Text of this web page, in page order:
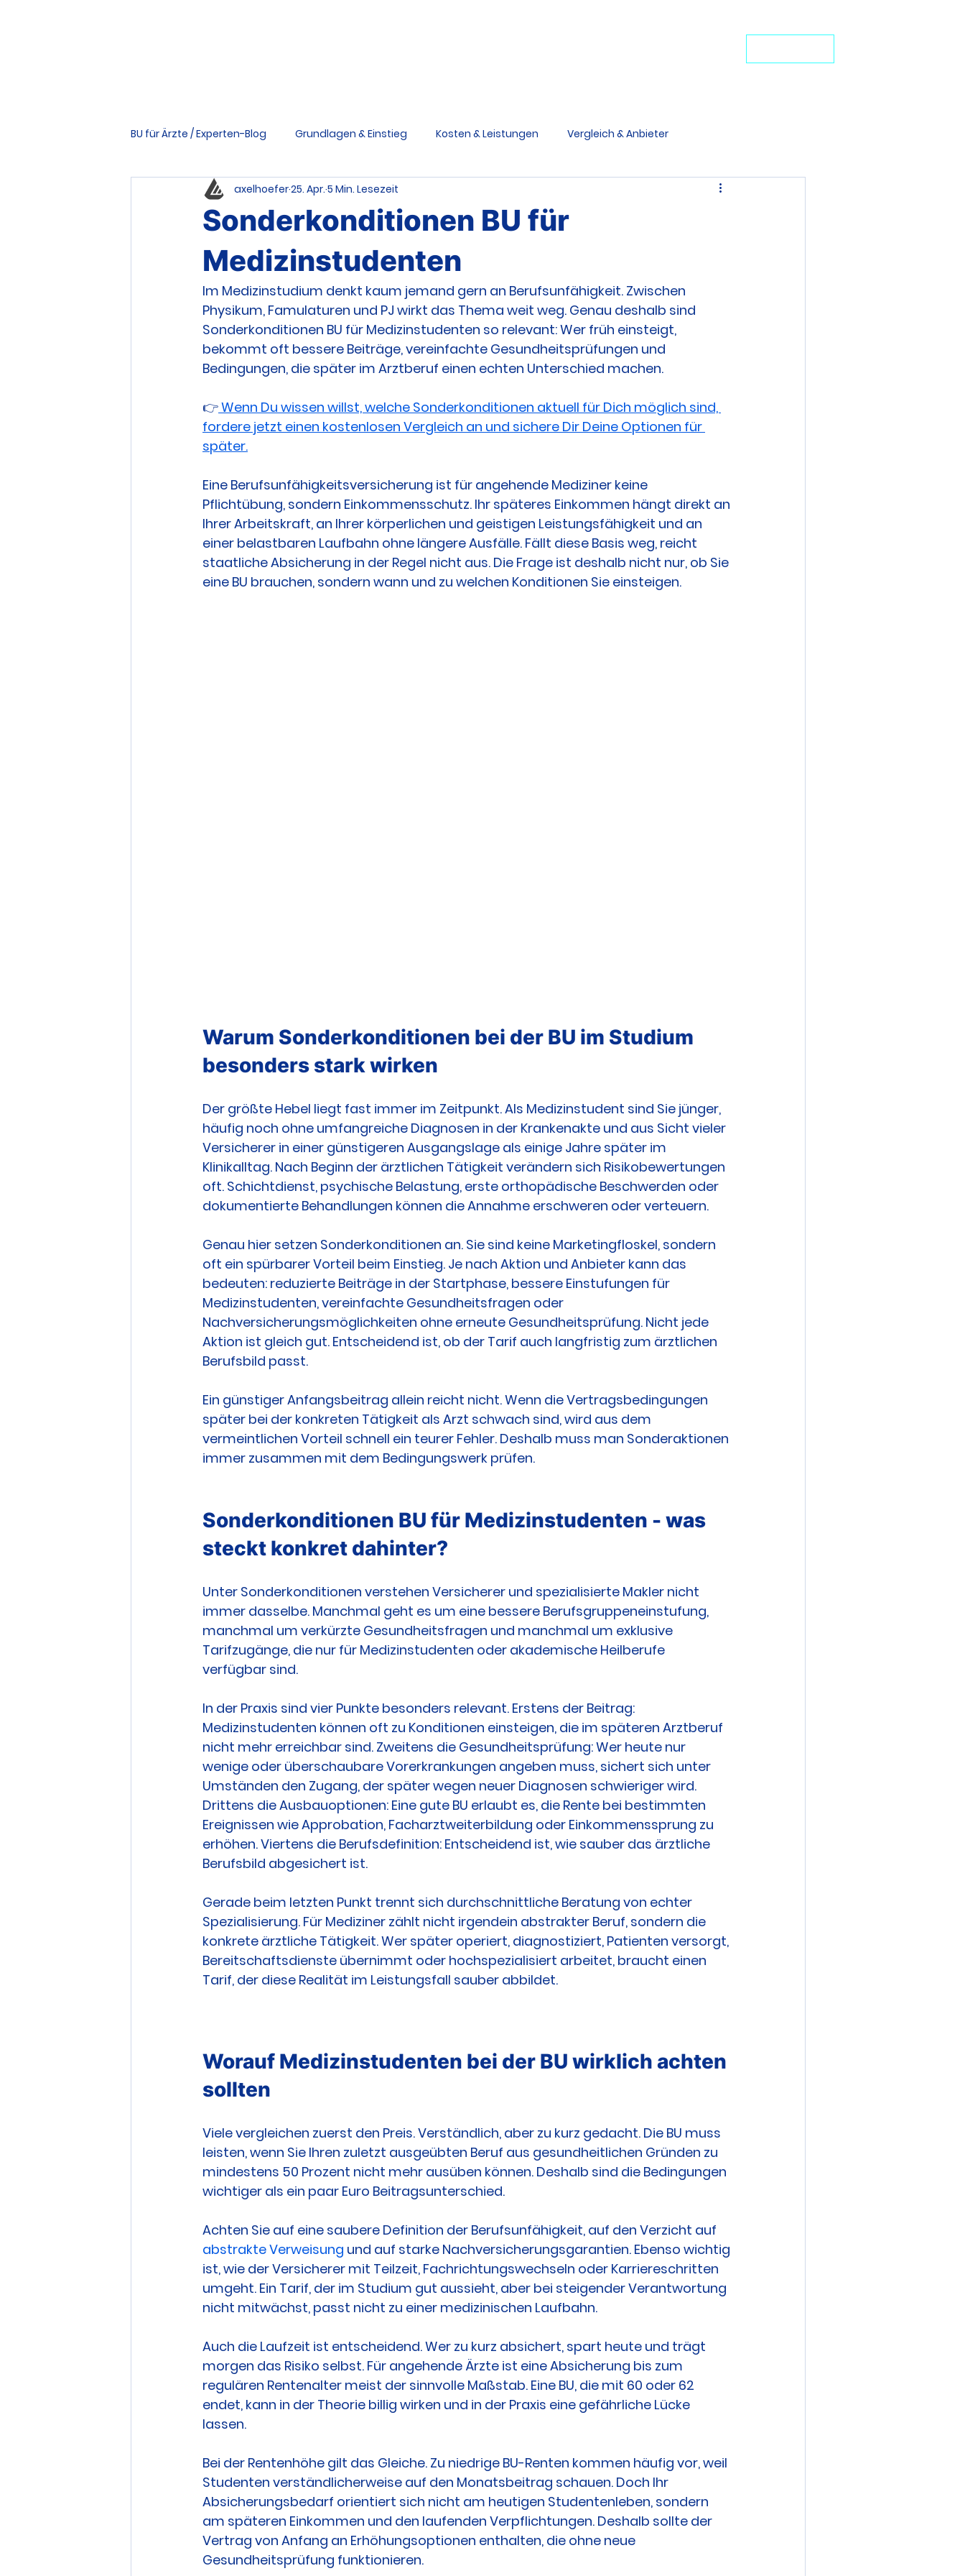
BU für Ärzte / Experten-Blog Grundlagen & Einstieg Kosten & Leistungen Vergleich & Anbieter
Vertrag & Bedingungen Risiken & Ursachen
Tools & Downloads Schwere Krankheiten Schutz
Sonderkonditionen BU für
Medizinstudenten
axelhoefer25. Apr. 5 Min. Lesezeit
Im Medizinstudium denkt kaum jemand gern an Berufsunfähigkeit. Zwischen
Physikum, Famulaturen und PJ wirkt das Thema weit weg. Genau deshalb sind
Sonderkonditionen BU für Medizinstudenten so relevant: Wer früh einsteigt,
bekommt oft bessere Beiträge, vereinfachte Gesundheitsprüfungen und
Bedingungen, die später im Arztberuf einen echten Unterschied machen.
👉 Wenn Du wissen willst, welche Sonderkonditionen aktuell für Dich möglich sind,
fordere jetzt einen kostenlosen Vergleich an und sichere Dir Deine Optionen für
später.
Eine Berufsunfähigkeitsversicherung ist für angehende Mediziner keine
Pflichtübung, sondern Einkommensschutz. Ihr späteres Einkommen hängt direkt an
Ihrer Arbeitskraft, an Ihrer körperlichen und geistigen Leistungsfähigkeit und an
einer belastbaren Laufbahn ohne längere Ausfälle. Fällt diese Basis weg, reicht
staatliche Absicherung in der Regel nicht aus. Die Frage ist deshalb nicht nur, ob Sie
eine BU brauchen, sondern wann und zu welchen Konditionen Sie einsteigen.
Warum Sonderkonditionen bei der BU im Studium
besonders stark wirken
Der größte Hebel liegt fast immer im Zeitpunkt. Als Medizinstudent sind Sie jünger,
häufig noch ohne umfangreiche Diagnosen in der Krankenakte und aus Sicht vieler
Versicherer in einer günstigeren Ausgangslage als einige Jahre später im
Klinikalltag. Nach Beginn der ärztlichen Tätigkeit verändern sich Risikobewertungen
oft. Schichtdienst, psychische Belastung, erste orthopädische Beschwerden oder
dokumentierte Behandlungen können die Annahme erschweren oder verteuern.
Genau hier setzen Sonderkonditionen an. Sie sind keine Marketingfloskel, sondern
oft ein spürbarer Vorteil beim Einstieg. Je nach Aktion und Anbieter kann das
bedeuten: reduzierte Beiträge in der Startphase, bessere Einstufungen für
Medizinstudenten, vereinfachte Gesundheitsfragen oder
Nachversicherungsmöglichkeiten ohne erneute Gesundheitsprüfung. Nicht jede
Aktion ist gleich gut. Entscheidend ist, ob der Tarif auch langfristig zum ärztlichen
Berufsbild passt.
Ein günstiger Anfangsbeitrag allein reicht nicht. Wenn die Vertragsbedingungen
später bei der konkreten Tätigkeit als Arzt schwach sind, wird aus dem
vermeintlichen Vorteil schnell ein teurer Fehler. Deshalb muss man Sonderaktionen
immer zusammen mit dem Bedingungswerk prüfen.
Sonderkonditionen BU für Medizinstudenten - was
steckt konkret dahinter?
Unter Sonderkonditionen verstehen Versicherer und spezialisierte Makler nicht
immer dasselbe. Manchmal geht es um eine bessere Berufsgruppeneinstufung,
manchmal um verkürzte Gesundheitsfragen und manchmal um exklusive
Tarifzugänge, die nur für Medizinstudenten oder akademische Heilberufe
verfügbar sind.
In der Praxis sind vier Punkte besonders relevant. Erstens der Beitrag:
Medizinstudenten können oft zu Konditionen einsteigen, die im späteren Arztberuf
nicht mehr erreichbar sind. Zweitens die Gesundheitsprüfung: Wer heute nur
wenige oder überschaubare Vorerkrankungen angeben muss, sichert sich unter
Umständen den Zugang, der später wegen neuer Diagnosen schwieriger wird.
Drittens die Ausbauoptionen: Eine gute BU erlaubt es, die Rente bei bestimmten
Ereignissen wie Approbation, Facharztweiterbildung oder Einkommenssprung zu
erhöhen. Viertens die Berufsdefinition: Entscheidend ist, wie sauber das ärztliche
Berufsbild abgesichert ist.
Gerade beim letzten Punkt trennt sich durchschnittliche Beratung von echter
Spezialisierung. Für Mediziner zählt nicht irgendein abstrakter Beruf, sondern die
konkrete ärztliche Tätigkeit. Wer später operiert, diagnostiziert, Patienten versorgt,
Bereitschaftsdienste übernimmt oder hochspezialisiert arbeitet, braucht einen
Tarif, der diese Realität im Leistungsfall sauber abbildet.
Worauf Medizinstudenten bei der BU wirklich achten
sollten
Viele vergleichen zuerst den Preis. Verständlich, aber zu kurz gedacht. Die BU muss
leisten, wenn Sie Ihren zuletzt ausgeübten Beruf aus gesundheitlichen Gründen zu
mindestens 50 Prozent nicht mehr ausüben können. Deshalb sind die Bedingungen
wichtiger als ein paar Euro Beitragsunterschied.
Achten Sie auf eine saubere Definition der Berufsunfähigkeit, auf den Verzicht auf
abstrakte Verweisung und auf starke Nachversicherungsgarantien. Ebenso wichtig
ist, wie der Versicherer mit Teilzeit, Fachrichtungswechseln oder Karriereschritten
umgeht. Ein Tarif, der im Studium gut aussieht, aber bei steigender Verantwortung
nicht mitwächst, passt nicht zu einer medizinischen Laufbahn.
Auch die Laufzeit ist entscheidend. Wer zu kurz absichert, spart heute und trägt
morgen das Risiko selbst. Für angehende Ärzte ist eine Absicherung bis zum
regulären Rentenalter meist der sinnvolle Maßstab. Eine BU, die mit 60 oder 62
endet, kann in der Theorie billig wirken und in der Praxis eine gefährliche Lücke
lassen.
Bei der Rentenhöhe gilt das Gleiche. Zu niedrige BU-Renten kommen häufig vor, weil
Studenten verständlicherweise auf den Monatsbeitrag schauen. Doch Ihr
Absicherungsbedarf orientiert sich nicht am heutigen Studentenleben, sondern
am späteren Einkommen und den laufenden Verpflichtungen. Deshalb sollte der
Vertrag von Anfang an Erhöhungsoptionen enthalten, die ohne neue
Gesundheitsprüfung funktionieren.